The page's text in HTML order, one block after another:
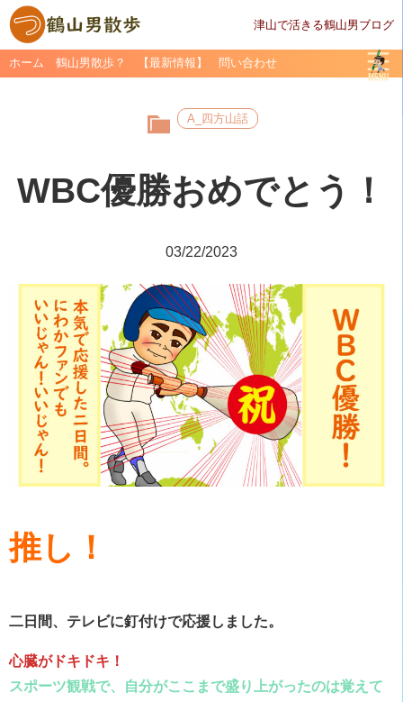
津山で活きる鶴山男ブログ
ホーム 鶴山男散歩？ 【最新情報】 問い合わせ
A_四方山話
WBC優勝おめでとう！
03/22/2023
推し！
二日間、テレビに釘付けで応援しました。
心臓がドキドキ！
スポーツ観戦で、自分がここまで盛り上がったのは覚えて